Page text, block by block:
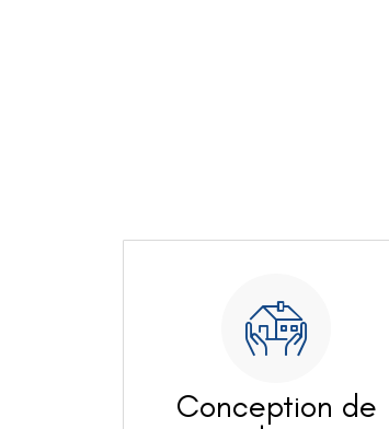
Conception de